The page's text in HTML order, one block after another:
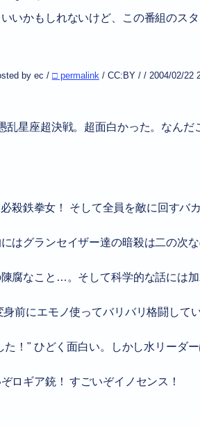
いかもしれないけど、この番組のス
by ec / □ permalink / CC:BY/ / 2004/02/22
星座超決戦。超面白かった。なんだ
殺鉄拳女！ そして全員を敵に回すバ
はグランセイザー達の暗殺は二の次
腐なこと…。そして科学的な話には
前にエモノ使ってバリバリ格闘してい
た！ ひどく面白い。しかし水リーダ
ロギア銃！ すごいぞイノセンス！